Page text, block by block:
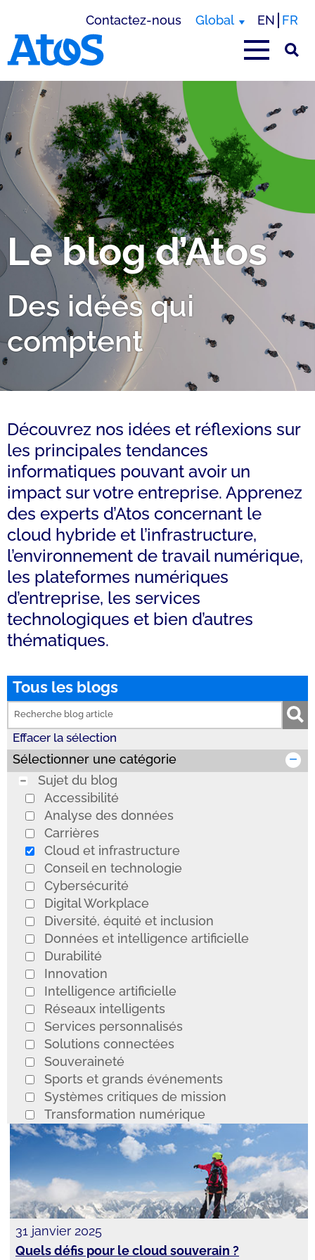
Contactez-nous Global EN FR
Le blog d’Atos
Des idées qui
comptent
Découvrez nos idées et réflexions sur
les principales tendances
informatiques pouvant avoir un
impact sur votre entreprise. Apprenez
des experts d’Atos concernant le
cloud hybride et l’infrastructure,
l’environnement de travail numérique,
les plateformes numériques
d’entreprise, les services
technologiques et bien d’autres
thématiques.
Tous les blogs
Effacer la sélection
Sélectionner une catégorie
Sujet du blog
Accessibilité
Analyse des données
Carrières
Cloud et infrastructure
Conseil en technologie
Cybersécurité
Digital Workplace
Diversité, équité et inclusion
Données et intelligence artificielle
Durabilité
Innovation
Intelligence artificielle
Réseaux intelligents
Services personnalisés
Solutions connectées
Souveraineté
Sports et grands événements
Systèmes critiques de mission
Transformation numérique
31 janvier 2025
Quels défis pour le cloud souverain ?